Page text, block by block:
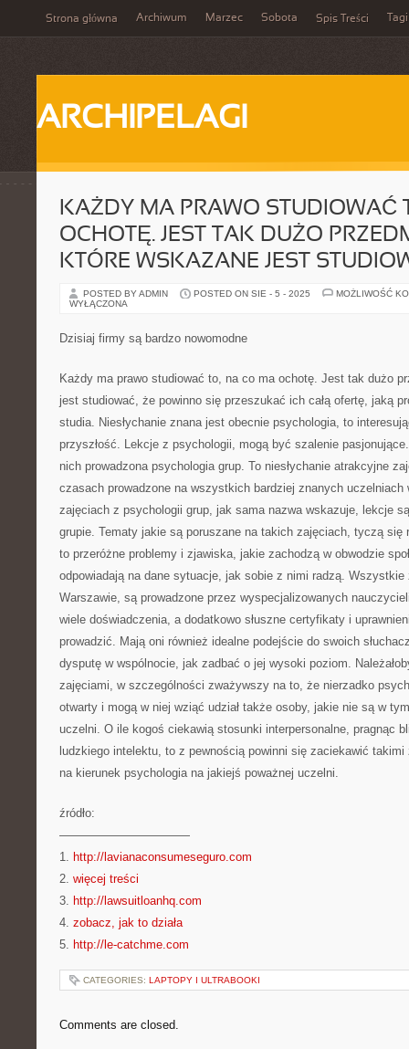
Strona główna Archiwum Marzec Sobota Spis Treści Tagi
ARCHIPELAGI
KAŻDY MA PRAWO STUDIOWAĆ
OCHOTĘ. JEST TAK DUŻO
KTÓRE WSKAZANE JEST
POSTED BY ADMIN POSTED ON SIE - 5 - 2025
MOŻLIWOŚĆ
WYŁĄCZONA
Dzisiaj firmy są bardzo nowomodne
Każdy ma prawo studiować to, na co ma ochotę. Jest tak dużo
jest studiować, że powinno się przeszukać ich całą ofertę, jaką
studia. Niesłychanie znana jest obecnie psychologia, to
przyszłość. Lekcje z psychologii, mogą być szalenie
nich prowadzona psychologia grup. To niesłychanie atrakcyjne
czasach prowadzone na wszystkich bardziej znanych uczelniach
zajęciach z psychologii grup, jak sama nazwa wskazuje, lekcje
grupie. Tematy jakie są poruszane na takich zajęciach, tyczą się
to przeróżne problemy i zjawiska, jakie zachodzą w obwodzie
odpowiadają na dane sytuacje, jak sobie z nimi radzą.
Warszawie, są prowadzone przez wyspecjalizowanych
wiele doświadczenia, a dodatkowo słuszne certyfikaty i
prowadzić. Mają oni również idealne podejście do swoich
dysputę w wspólnocie, jak zadbać o jej wysoki poziom.
zajęciami, w szczególności zważywszy na to, że nierzadko
otwarty i mogą w niej wziąć udział także osoby, jakie nie są w
uczelni. O ile kogoś ciekawią stosunki interpersonalne, pragnąc
ludzkiego intelektu, to z pewnością powinni się zaciekawić
na kierunek psychologia na jakiejś poważnej uczelni.
źródło:
———————————
1. http://lavianaconsumeseguro.com
2. więcej treści
3. http://lawsuitloanhq.com
4. zobacz, jak to działa
5. http://le-catchme.com
CATEGORIES: LAPTOPY I ULTRABOOKI
Comments are closed.